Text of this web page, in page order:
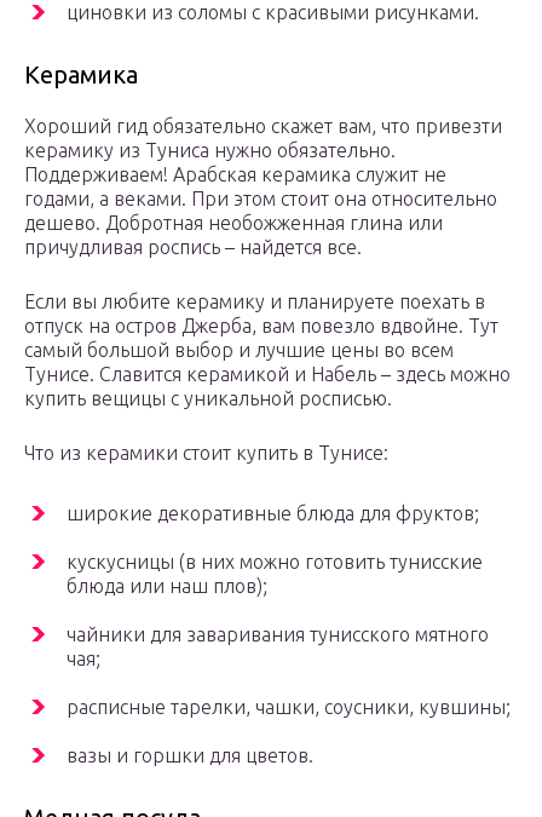
циновки из соломы с красивыми рисунками.
Керамика
Хороший гид обязательно скажет вам, что привезти
керамику из Туниса нужно обязательно.
Поддерживаем! Арабская керамика служит не
годами, а веками. При этом стоит она относительно
дешево. Добротная необожженная глина или
причудливая роспись – найдется все.
Если вы любите керамику и планируете поехать в
отпуск на остров Джерба, вам повезло вдвойне. Тут
самый большой выбор и лучшие цены во всем
Тунисе. Славится керамикой и Набель – здесь можно
купить вещицы с уникальной росписью.
Что из керамики стоит купить в Тунисе:
широкие декоративные блюда для фруктов;
кускусницы (в них можно готовить тунисские
блюда или наш плов);
чайники для заваривания тунисского мятного
чая;
расписные тарелки, чашки, соусники, кувшины;
вазы и горшки для цветов.